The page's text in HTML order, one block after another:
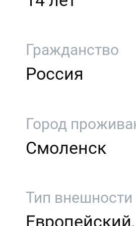
Гражданство
Россия
Город
Смоленск
Тип внешности